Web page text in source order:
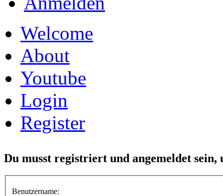
Welcome
About
Youtube
Login
Register
Du musst registriert und angemeldet sein,
Benutzername: